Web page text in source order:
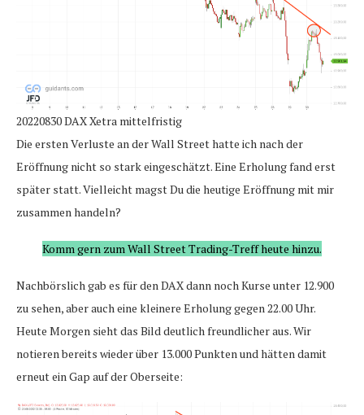
20220830 DAX Xetra mittelfristig
Die ersten Verluste an der Wall Street hatte ich nach der
Eröffnung nicht so stark eingeschätzt. Eine Erholung fand erst
später statt. Vielleicht magst Du die heutige Eröffnung mit mir
zusammen handeln?
Komm gern zum Wall Street Trading-Treff heute hinzu.
Nachbörslich gab es für den DAX dann noch Kurse unter 12.900
zu sehen, aber auch eine kleinere Erholung gegen 22.00 Uhr.
Heute Morgen sieht das Bild deutlich freundlicher aus. Wir
notieren bereits wieder über 13.000 Punkten und hätten damit
erneut ein Gap auf der Oberseite: